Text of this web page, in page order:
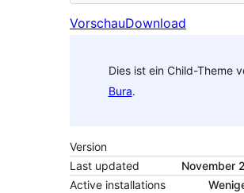
VorschauDownload
Dies ist ein Child-Theme
Bura.
Version
Last updated
November
Active installations